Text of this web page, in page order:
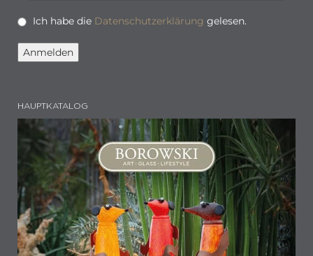
Ich habe die Datenschutzerklärung gelesen.
HAUPTKATALOG